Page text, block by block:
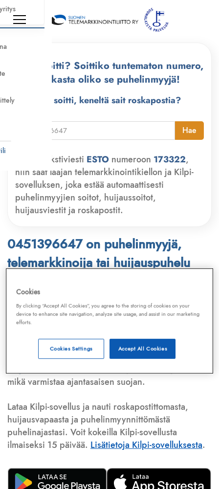
Kuka soitti? Soittiko tuntematon numero,
tarkasta oliko se puhelinmyyjä!
Kuka soitti, keneltä sait roskapostia?
Hae
Lähetä tekstiviesti ESTO numeroon 173322,
niin saat laajan telemarkkinointikiellon ja Kilpi-
sovelluksen, joka estää automaattisesti
puhelinmyyjien soitot, huijaussoitot,
huijausviestit ja roskapostit.
0451396647 on puhelinmyyjä,
telemarkkinoija tai huijauspuhelu
Puhelinnumero
Telemarkkinointiliiton jaKilpi-sovelluksen
tietokannasta, joka kattaa satoja tuhansia
Lisäksi tunnistamme automaattisesti, jos kyseessä on
puhelinhuijarin numero, sähköpostiosoitetai
huijausviesti. Tietokantaamme päivitetään jatkuvasti,
mikä varmistaa ajantasaisen suojan.
Lataa Kilpi-sovellus ja nauti roskapostittomasta,
huijausvapaasta ja puhelinmyynnittömästä
puhelinajastasi. Voit kokeilla Kilpi-sovellusta
ilmaiseksi 15 päivää. Lisätietoja Kilpi-sovelluksesta.
Cookies
By clicking “Accept All Cookies”, you agree to the storing of cookies on your
device to enhance site navigation, analyze site usage, and assist in our marketing
efforts.
Accept All Cookies
Cookies Settings